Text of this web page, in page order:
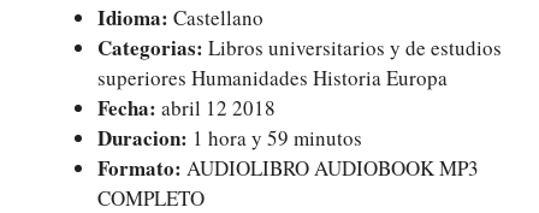
Idioma: Castellano
Categorias: Libros universitarios y de estudios
superiores Humanidades Historia Europa
Fecha: abril 12 2018
Duracion: 1 hora y 59 minutos
Formato: AUDIOLIBRO AUDIOBOOK MP3
COMPLETO